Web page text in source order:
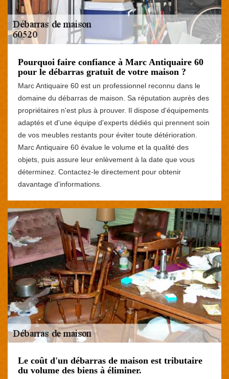
Pourquoi faire confiance à Marc Antiquaire 60
pour le débarras gratuit de votre maison ?
Marc Antiquaire 60 est un professionnel reconnu dans le
domaine du débarras de maison. Sa réputation auprès des
propriétaires n'est plus à prouver. Il dispose d'équipements
adaptés et d'une équipe d'experts dédiés qui prennent soin
de vos meubles restants pour éviter toute détérioration.
Marc Antiquaire 60 évalue le volume et la qualité des
objets, puis assure leur enlèvement à la date que vous
déterminez. Contactez-le directement pour obtenir
davantage d'informations.
Le coût d'un débarras de maison est tributaire
du volume des biens à éliminer.